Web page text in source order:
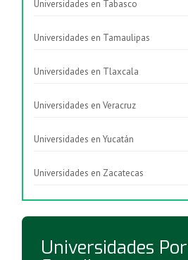
Universidades en Tabasco
Universidades en Tamaulipas
Universidades en Tlaxcala
Universidades en Veracruz
Universidades en Yucatán
Universidades en Zacatecas
Universidades